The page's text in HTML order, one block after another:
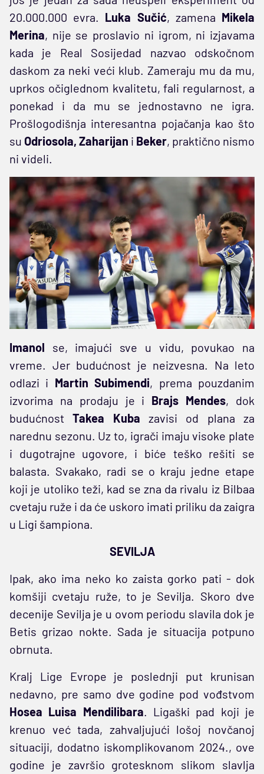
20.000.000 evra. Luka Sučić, zamena Mikela
Merina, nije se proslavio ni igrom, ni izjavama
kada je Real Sosijedad nazvao odskočnom
daskom za neki veći klub. Zameraju mu da mu,
uprkos očiglednom kvalitetu, fali regularnost, a
ponekad i da mu se jednostavno ne igra.
Prošlogodišnja interesantna pojačanja kao što
su Odriosola, Zaharijan i Beker, praktično nismo
ni videli.
Imanol se, imajući sve u vidu, povukao na
vreme. Jer budućnost je neizvesna. Na leto
odlazi i Martin Subimendi, prema pouzdanim
izvorima na prodaju je i Brajs Mendes, dok
budućnostTakea Kuba zavisi od plana za
narednu sezonu. Uz to, igrači imaju visoke plate
i dugotrajne ugovore, i biće teško rešiti se
balasta. Svakako, radi se o kraju jedne etape
koji je utoliko teži, kad se zna da rivalu iz Bilbaa
cvetaju ruže i da će uskoro imati priliku da zaigra
u Ligi šampiona.
SEVILJA
Ipak, ako ima neko ko zaista gorko pati - dok
komšiji cvetaju ruže, to je Sevilja. Skoro dve
decenije Sevilja je u ovom periodu slavila dok je
Betis grizao nokte. Sada je situacija potpuno
obrnuta.
Kralj Lige Evrope je poslednji put krunisan
nedavno, pre samo dve godine pod vođstvom
Hosea Luisa Mendilibara . Ligaški pad koji je
krenuo već tada, zahvaljujući lošoj novčanoj
situaciji, dodatno iskomplikovanom 2024., ove
godine je završio grotesknom slikom slavlja